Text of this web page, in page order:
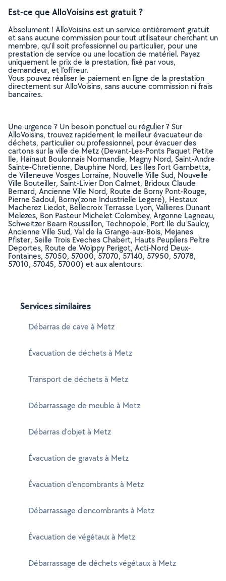
Est-ce que AlloVoisins est gratuit ?
Absolument ! AlloVoisins est un service entièrement gratuit
et sans aucune commission pour tout utilisateur cherchant un
membre, qu’il soit professionnel ou particulier, pour une
prestation de service ou une location de matériel. Payez
uniquement le prix de la prestation, fixé par vous,
demandeur, et l’offreur.
Vous pouvez réaliser le paiement en ligne de la prestation
directement sur AlloVoisins, sans aucune commission ni frais
bancaires.
Une urgence ? Un besoin ponctuel ou régulier ? Sur
AlloVoisins, trouvez rapidement le meilleur évacuateur de
déchets, particulier ou professionnel, pour évacuer des
cartons sur la ville de Metz (Devant-Les-Ponts Paquet Petite
Ile, Hainaut Boulonnais Normandie, Magny Nord, Saint-Andre
Sainte-Chretienne, Dauphine Nord, Les Iles Fort Gambetta,
de Villeneuve Vosges Lorraine, Nouvelle Ville Sud, Nouvelle
Ville Bouteiller, Saint-Livier Don Calmet, Bridoux Claude
Bernard, Ancienne Ville Nord, Route de Borny Pont-Rouge,
Pierne Sadoul, Borny(zone Industrielle Legere), Hestaux
Macherez Liedot, Bellecroix Terrasse Lyon, Vallieres Dunant
Melezes, Bon Pasteur Michelet Colombey, Argonne Lagneau,
Schweitzer Bearn Roussillon, Technopole, Port Ile du Saulcy,
Ancienne Ville Sud, Val de la Grange-aux-Bois, Mejanes
Pfister, Seille Trois Eveches Chabert, Hauts Peupliers Peltre
Deportes, Route de Woippy Perigot, Acti-Nord Deux-
Fontaines, 57050, 57000, 57070, 57140, 57950, 57078,
57010, 57045, 57000) et aux alentours.
Services similaires
Débarras de cave à Metz
Évacuation de déchets à Metz
Transport de déchets à Metz
Débarrassage de meuble à Metz
Débarras d'objet à Metz
Évacuation de gravats à Metz
Évacuation d'encombrants à Metz
Débarrassage d'encombrants à Metz
Évacuation de végétaux à Metz
Débarrassage de déchets végétaux à Metz